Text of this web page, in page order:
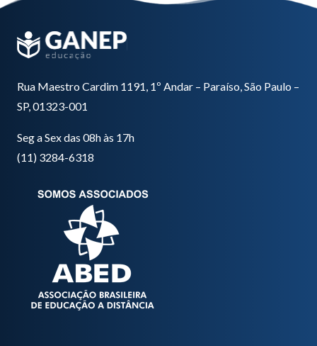
Rua Maestro Cardim 1191, 1º Andar – Paraíso, São Paulo –
SP, 01323-001
Seg a Sex das 08h às 17h
(11) 3284-6318